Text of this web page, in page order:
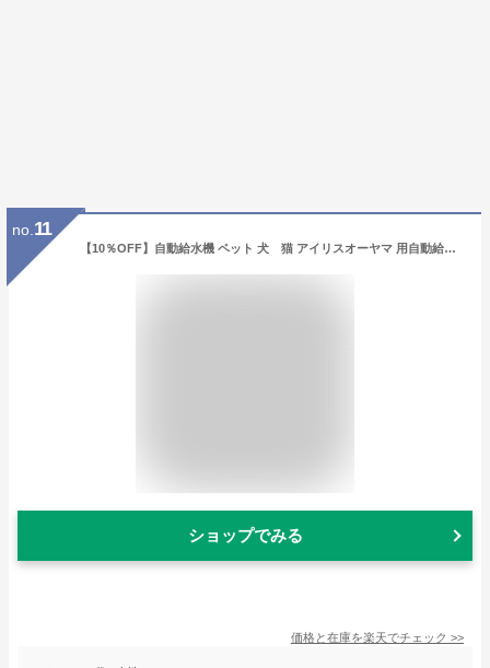
no. 11
【10％OFF】自動給水機 ペット 犬 猫 アイリスオーヤマ 用自動給水器 J-200 ホワイト アイリスオーヤマ給水器 給水 水飲み器 猫 ねこ ネコ 犬 いぬ イヌ ドリンク 水 猫用品 犬用品 犬猫用品 用品[2409SE]
ショップでみる
価格と在庫を楽天でチェック >>